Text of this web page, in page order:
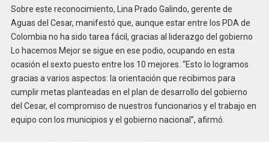
Sobre este reconocimiento, Lina Prado Galindo, gerente de
Aguas del Cesar, manifestó que, aunque estar entre los PDA de
Colombia no ha sido tarea fácil, gracias al liderazgo del gobierno
Lo hacemos Mejor se sigue en ese podio, ocupando en esta
ocasión el sexto puesto entre los 10 mejores. “Esto lo logramos
gracias a varios aspectos: la orientación que recibimos para
cumplir metas planteadas en el plan de desarrollo del gobierno
del Cesar, el compromiso de nuestros funcionarios y el trabajo en
equipo con los municipios y el gobierno nacional”, afirmó.